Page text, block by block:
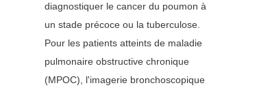
diagnostiquer le cancer du poumon à
un stade précoce ou la tuberculose.
Pour les patients atteints de maladie
pulmonaire obstructive chronique
(MPOC), l'imagerie bronchoscopique